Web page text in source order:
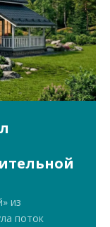
из
поток